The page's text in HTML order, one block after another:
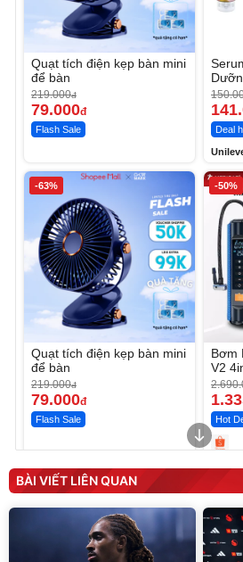
Quạt tích điện kẹp bàn mini
để bàn
219.000đ
79.000đ
Flash Sale
Ngày
Deal
-63%
Quạt tích điện kẹp bàn mini
để bàn
219.000đ
79.000đ
Flash Sale
-50%
Bơm
V2
Hot
Máy ép chậm trái cây
Elmich JEE 1855OL
3.000.000đ
2.143.650đ
cao
Đã
BÀI VIẾT LIÊN QUAN